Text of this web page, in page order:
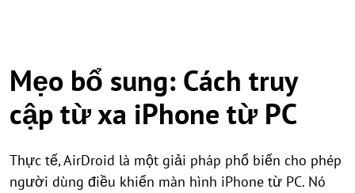
Mẹo bổ sung: Cách truy
cập từ xa iPhone từ PC
Thực tế, AirDroid là một giải pháp phổ biến cho phép
người dùng điều khiển màn hình iPhone từ PC. Nó